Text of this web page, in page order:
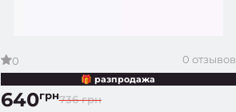
0 0 отзывов
🎁 разпродажа
736 грн
640грн